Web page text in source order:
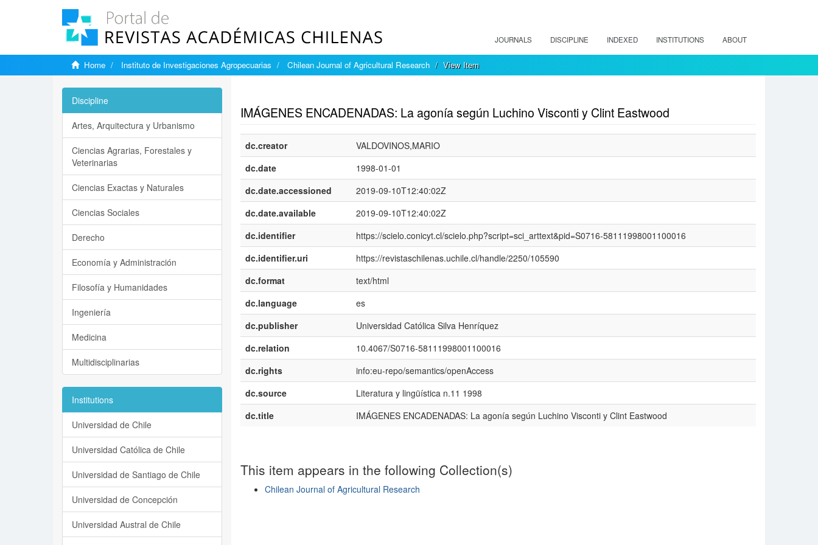
JOURNALS DISCIPLINE INDEXED INSTITUTIONS ABOUT
Home Instituto de Investigaciones Agropecuarias Chilean Journal of Agricultural Research View Item
IMÁGENES ENCADENADAS: La agonía según Luchino Visconti y Clint Eastwood
dc.creator
VALDOVINOS,MARIO
dc.date
1998-01-01
dc.date.accessioned
2019-09-10T12:40:02Z
dc.date.available
2019-09-10T12:40:02Z
dc.identifier
https://scielo.conicyt.cl/scielo.php?script=sci_arttext&pid=S0716-58111998001100016
dc.identifier.uri
https://revistaschilenas.uchile.cl/handle/2250/105590
dc.format
text/html
dc.language
es
dc.publisher
Universidad Católica Silva Henríquez
dc.relation
10.4067/S0716-58111998001100016
dc.rights
info:eu-repo/semantics/openAccess
dc.source
Literatura y lingüística n.11 1998
dc.title
IMÁGENES ENCADENADAS: La agonía según Luchino Visconti y Clint Eastwood
This item appears in the following Collection(s)
Chilean Journal of Agricultural Research
Discipline
Artes, Arquitectura y Urbanismo
Ciencias Agrarias, Forestales y
Veterinarias
Ciencias Exactas y Naturales
Ciencias Sociales
Derecho
Economía y Administración
Filosofía y Humanidades
Ingeniería
Medicina
Multidisciplinarias
Institutions
Universidad de Chile
Universidad Católica de Chile
Universidad de Santiago de Chile
Universidad de Concepción
Universidad Austral de Chile